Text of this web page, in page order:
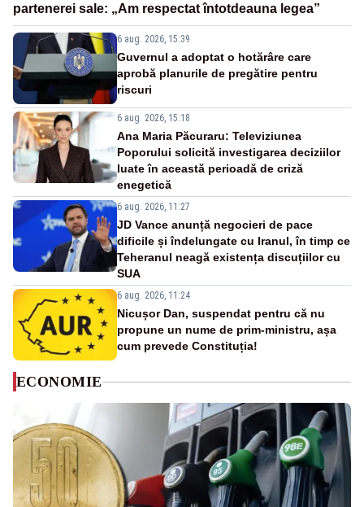
partenerei sale: „Am respectat întotdeauna legea”
6 aug. 2026, 15:39
Guvernul a adoptat o hotărâre care
aprobă planurile de pregătire pentru
riscuri
6 aug. 2026, 15:18
Ana Maria Păcuraru: Televiziunea
Poporului solicită investigarea deciziilor
luate în această perioadă de criză
enegetică
6 aug. 2026, 11:27
JD Vance anunță negocieri de pace
dificile și îndelungate cu Iranul, în timp ce
Teheranul neagă existența discuțiilor cu
SUA
6 aug. 2026, 11:24
Nicușor Dan, suspendat pentru că nu
propune un nume de prim-ministru, așa
cum prevede Constituția!
ECONOMIE